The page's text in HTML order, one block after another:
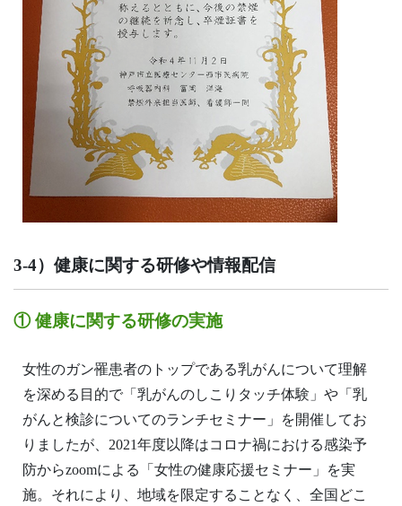
3-4）健康に関する研修や情報配信
① 健康に関する研修の実施
女性のガン罹患者のトップである乳がんについて理解
を深める目的で「乳がんのしこりタッチ体験」や「乳
がんと検診についてのランチセミナー」を開催してお
りましたが、2021年度以降はコロナ禍における感染予
防からzoomによる「女性の健康応援セミナー」を実
施。それにより、地域を限定することなく、全国どこ